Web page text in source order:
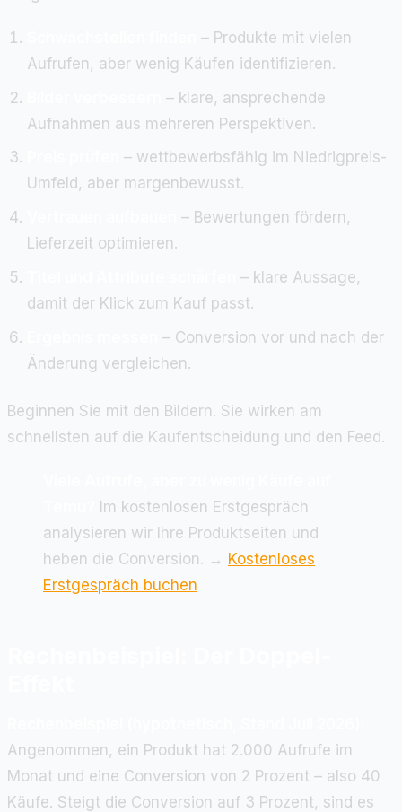
– Produkte mit vielen
Aufrufen, aber wenig Käufen identifizieren.
– klare, ansprechende
Aufnahmen aus mehreren Perspektiven.
– wettbewerbsfähig im Niedrigpreis-
Umfeld, aber margenbewusst.
– Bewertungen fördern,
Lieferzeit optimieren.
– klare Aussage,
damit der Klick zum Kauf passt.
– Conversion vor und nach der
Änderung vergleichen.
Beginnen Sie mit den Bildern. Sie wirken am
schnellsten auf die Kaufentscheidung und den Feed.
Im kostenlosen Erstgespräch
analysieren wir Ihre Produktseiten und
heben die Conversion. → Kostenloses
Erstgespräch buchen
Angenommen, ein Produkt hat 2.000 Aufrufe im
Monat und eine Conversion von 2 Prozent – also 40
Käufe. Steigt die Conversion auf 3 Prozent, sind es